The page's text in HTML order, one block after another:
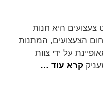
צעצועים היא חנות
הצעצועים, המתנות
הקופסא משנת 2002 ומאופיינת על ידי צוות
קרא עוד …